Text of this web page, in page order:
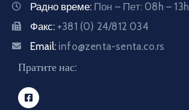
Радно време: Пон – Пет: 08h – 13h
Факс: +381 (0) 24/812 034
Email: info@zenta-senta.co.rs
Пратите нас: